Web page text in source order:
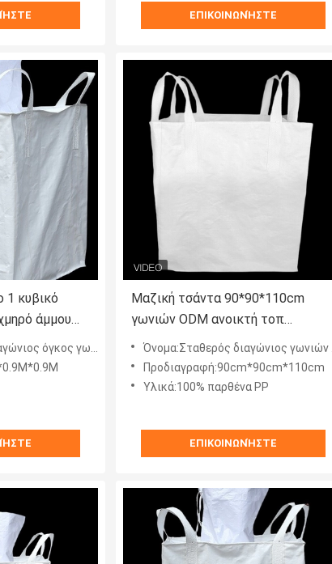
ΕΠΙΚΟΙΝΩΝΉΣΤΕ
1 κυβικό
άμμου
σωλήνων
γερνώ-ανθεκτική σταθερή απόδοση σε σάκκο
Μαζική τσάντα 90*90*110cm
γωνιών ODM ανοικτή τοπ
διαγώνια σταθερή απόδοση
Όνομα:Σταθερός διαγώνιος γωνιών μαζικός τσαντών όγκος διόγκωσης όγκου απόδοσης μεγάλος
Προδιαγραφή:90cm*90cm*110cm
Υλικά:100% παρθένα PP
ΕΠΙΚΟΙΝΩΝΉΣΤΕ